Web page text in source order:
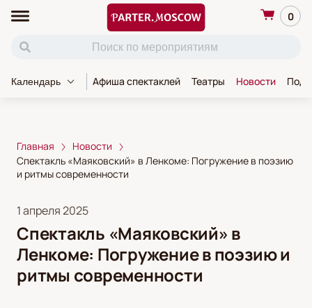
0
Календарь Афиша спектаклей Театры Новости
Главная
Новости
Спектакль «Маяковский» в Ленкоме: Погружение в поэзию
и ритмы современности
1 апреля 2025
Спектакль «Маяковский» в
Ленкоме: Погружение в поэзию и
ритмы современности